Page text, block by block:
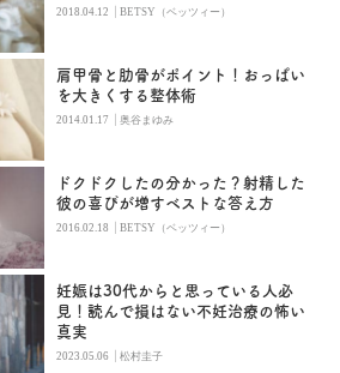
2018.04.12 |BETSY（ベッツィー）
肩甲骨と肋骨がポイント！おっぱい
を大きくする整体術
2014.01.17 |奥谷まゆみ
ドクドクしたの分かった？射精した
彼の喜びが増すベストな答え方
2016.02.18 |BETSY（ベッツィー）
妊娠は30代からと思っている人必
見！読んで損はない不妊治療の怖い
真実
2023.05.06 |松村圭子